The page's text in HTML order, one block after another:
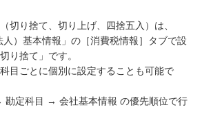
切り捨て、切り上げ、四捨五入）は、
人）基本情報」の［消費税情報］タブで設
り捨て」です。
目ごとに個別に設定することも可能で
勘定科目 → 会社基本情報 の優先順位で行